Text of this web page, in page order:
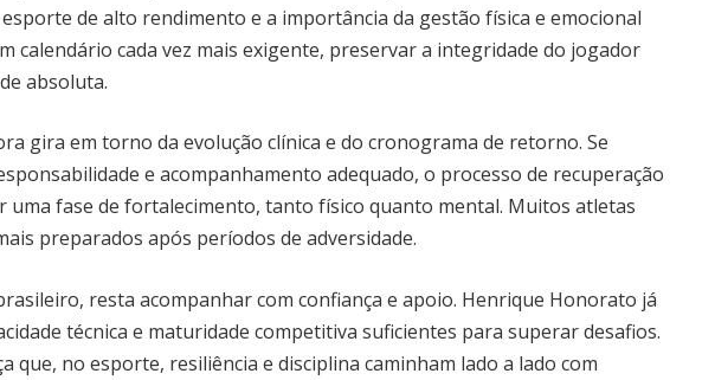
de alto rendimento e a importância da gestão física e emocional
calendário cada vez mais exigente, preservar a integridade do jogador
absoluta.
gira em torno da evolução clínica e do cronograma de retorno. Se
e acompanhamento adequado, o processo de recuperação
uma fase de fortalecimento, tanto físico quanto mental. Muitos atletas
preparados após períodos de adversidade.
resta acompanhar com confiança e apoio. Henrique Honorato já
técnica e maturidade competitiva suficientes para superar desafios.
que, no esporte, resiliência e disciplina caminham lado a lado com